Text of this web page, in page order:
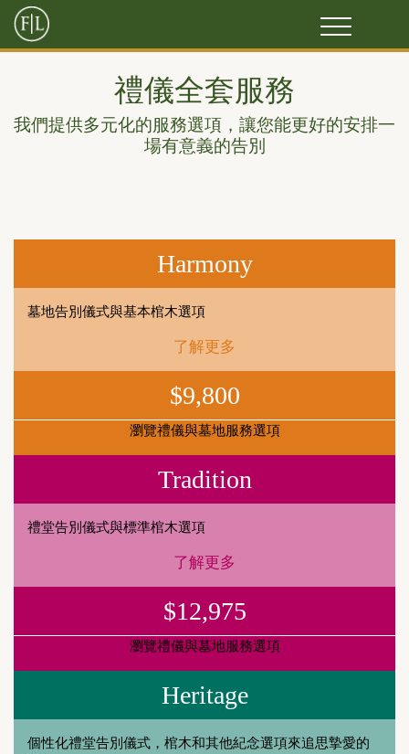
禮儀全套服務
我們提供多元化的服務選項，讓您能更好的安排一
場有意義的告別
Harmony
墓地告別儀式與基本棺木選項
了解更多
$9,800
瀏覽禮儀與墓地服務選項
Tradition
禮堂告別儀式與標準棺木選項
了解更多
$12,975
瀏覽禮儀與墓地服務選項
Heritage
個性化禮堂告別儀式，棺木和其他紀念選項來追思摯愛的